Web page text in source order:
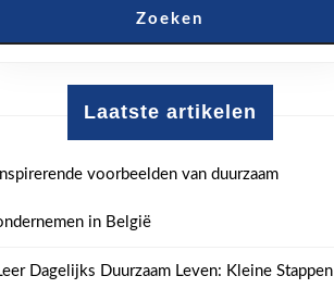
Zoeken
Laatste artikelen
Inspirerende voorbeelden van duurzaam
in België
Dagelijks Duurzaam Leven: Kleine Stappen